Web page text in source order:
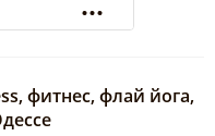
11
фитнес, флай йога,